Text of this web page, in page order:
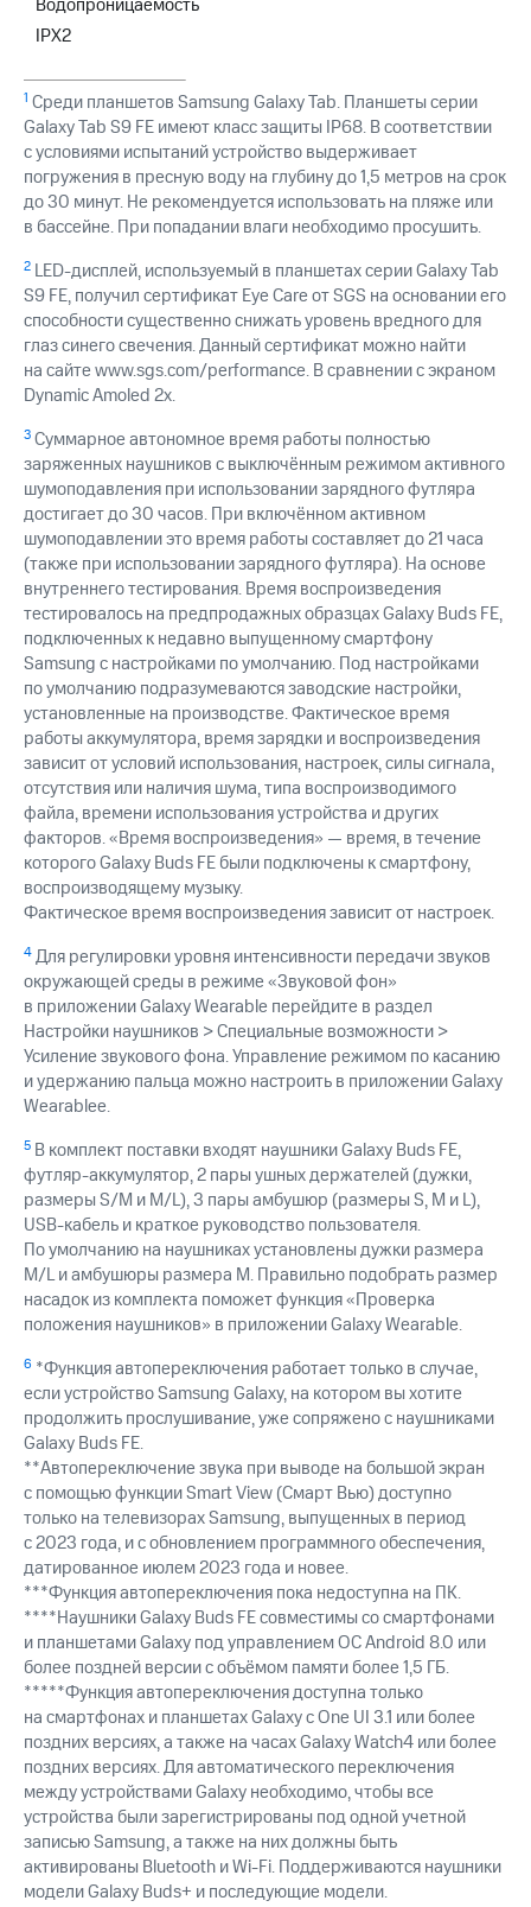
Водопроницаемость
IPX2
1 Среди планшетов Samsung Galaxy Tab. Планшеты серии
Galaxy Tab S9 FE имеют класс защиты IP68. В соответствии
с условиями испытаний устройство выдерживает
погружения в пресную воду на глубину до 1,5 метров на срок
до 30 минут. Не рекомендуется использовать на пляже или
в бассейне. При попадании влаги необходимо просушить.
2 LED-дисплей, используемый в планшетах серии Galaxy Tab
S9 FE, получил сертификат Eye Care от SGS на основании его
способности существенно снижать уровень вредного для
глаз синего свечения. Данный сертификат можно найти
на сайте www.sgs.com/performance. В сравнении с экраном
Dynamic Amoled 2x.
3Суммарное автономное время работы полностью
заряженных наушников с выключённым режимом активного
шумоподавления при использовании зарядного футляра
достигает до 30 часов. При включённом активном
шумоподавлении это время работы составляет до 21 часа
(также при использовании зарядного футляра). На основе
внутреннего тестирования. Время воспроизведения
тестировалось на предпродажных образцах Galaxy Buds FE,
подключeнных к недавно выпущенному смартфону
Samsung с настройками по умолчанию. Под настройками
по умолчанию подразумеваются заводские настройки,
установленные на производстве. Фактическое время
работы аккумулятора, время зарядки и воспроизведения
зависит от условий использования, настроек, силы сигнала,
отсутствия или наличия шума, типа воспроизводимого
файла, времени использования устройства и других
факторов. «Время воспроизведения» — время, в течение
которого Galaxy Buds FE были подключены к смартфону,
воспроизводящему музыку.
Фактическое время воспроизведения зависит от настроек.
4Для регулировки уровня интенсивности передачи звуков
окружающей среды в режиме «Звуковой фон»
в приложении Galaxy Wearable перейдите в раздел
Настройки наушников > Специальные возможности >
Усиление звукового фона. Управление режимом по касанию
и удержанию пальца можно настроить в приложении Galaxy
Wearablee.
5 В комплект поставки входят наушники Galaxy Buds FE,
футляр-аккумулятор, 2 пары ушных держателей (дужки,
размеры S/M и M/L), 3 пары амбушюр (размеры S, M и L),
USB-кабель и краткое руководство пользователя.
По умолчанию на наушниках установлены дужки размера
M/L и амбушюры размера М. Правильно подобрать размер
насадок из комплекта поможет функция «Проверка
положения наушников» в приложении Galaxy Wearable.
6 *Функция автопереключения работает только в случае,
если устройство Samsung Galaxy, на котором вы хотите
продолжить прослушивание, уже сопряжено с наушниками
Galaxy Buds FE.
**Автопереключение звука при выводе на большой экран
с помощью функции Smart View (Смарт Вью) доступно
только на телевизорах Samsung, выпущенных в период
с 2023 года, и с обновлением программного обеспечения,
датированное июлем 2023 года и новее.
***Функция автопереключения пока недоступна на ПК.
****Наушники Galaxy Buds FE совместимы со смартфонами
и планшетами Galaxy под управлением ОС Android 8.0 или
более поздней версии с объёмом памяти более 1,5 ГБ.
*****Функция автопереключения доступна только
на смартфонах и планшетах Galaxy с One UI 3.1 или более
поздних версиях, а также на часах Galaxy Watch4 или более
поздних версиях. Для автоматического переключения
между устройствами Galaxy необходимо, чтобы все
устройства были зарегистрированы под одной учетной
записью Samsung, а также на них должны быть
активированы Bluetooth и Wi-Fi. Поддерживаются наушники
модели Galaxy Buds+ и последующие модели.